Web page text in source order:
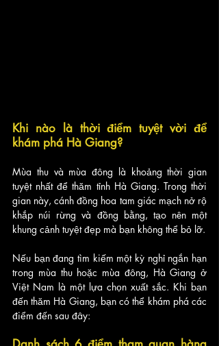
Khi nào là thời điểm tuyệt vời để
khám phá Hà Giang?
Mùa thu và mùa đông là khoảng thời gian
tuyệt nhất để thăm tỉnh Hà Giang. Trong thời
gian này, cánh đồng hoa tam giác mạch nở rộ
khắp núi rừng và đồng bằng, tạo nên một
khung cảnh tuyệt đẹp mà bạn không thể bỏ lỡ.
Nếu bạn đang tìm kiếm một kỳ nghỉ ngắn hạn
trong mùa thu hoặc mùa đông, Hà Giang ở
Việt Nam là một lựa chọn xuất sắc. Khi bạn
đến thăm Hà Giang, bạn có thể khám phá các
điểm đến sau đây: